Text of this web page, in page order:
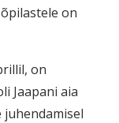
on
on
Jaapani aia